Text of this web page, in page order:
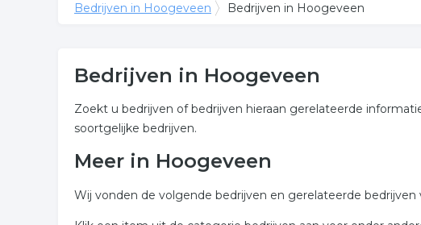
Bedrijven in Hoogeveen Bedrijven in Hoogeveen
Bedrijven in Hoogeveen
Zoekt u bedrijven of bedrijven hieraan gerelateerde
soortgelijke bedrijven.
Meer in Hoogeveen
Wij vonden de volgende bedrijven en gerelateerde